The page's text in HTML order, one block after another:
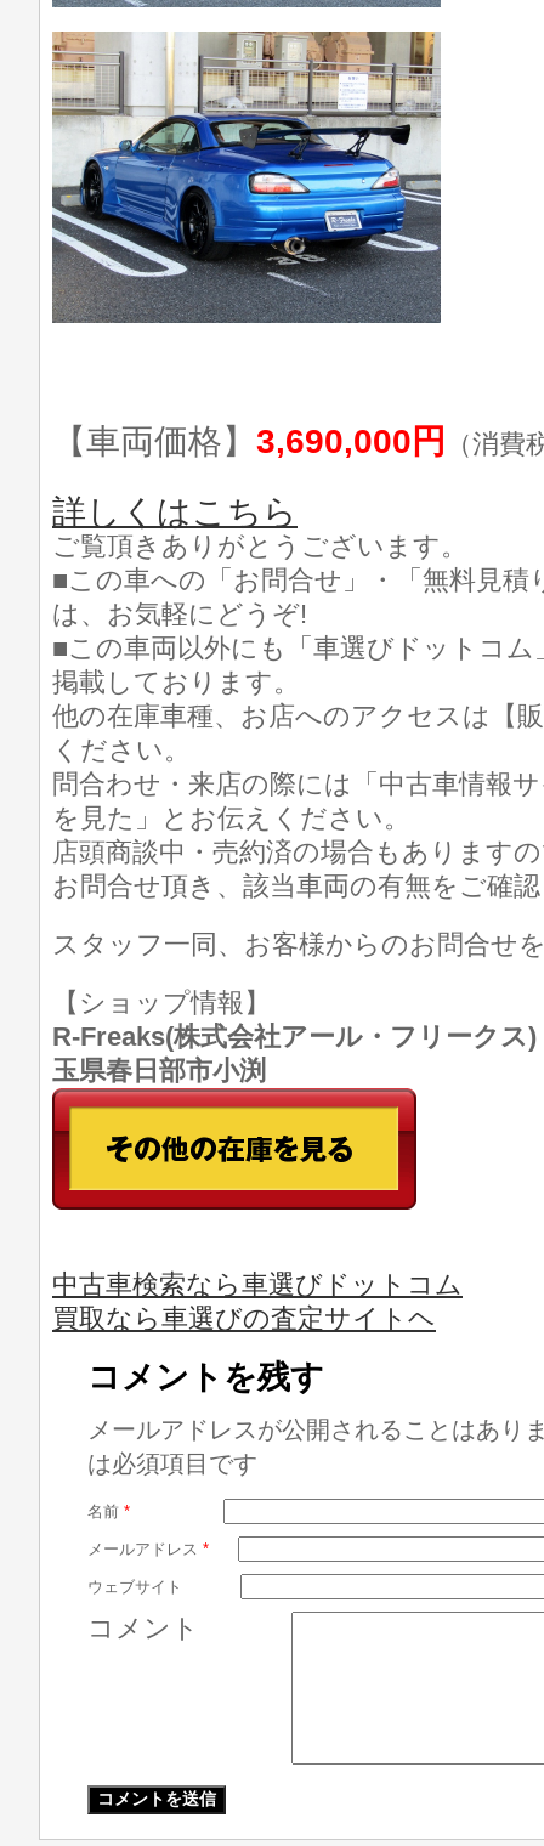
【車両価格】 3,690,000円 （消費
詳しくはこちら
ご覧頂きありがとうございます。
■この車への「お問合せ」・「無料見積
は、お気軽にどうぞ!
■この車両以外にも「車選びドットコ
掲載しております。
他の在庫車種、お店へのアクセスは【
ください。
問合わせ・来店の際には「中古車情報
を見た」とお伝えください。
店頭商談中・売約済の場合もあります
お問合せ頂き、該当車両の有無をご確
スタッフ一同、お客様からのお問合せ
【ショップ情報】
R-Freaks(株式会社アール・フリーク
玉県春日部市小渕
中古車検索なら車選びドットコム
買取なら車選びの査定サイトヘ
コメントを残す
メールアドレスが公開されることはあり
は必須項目です
名前 *
メールアドレス *
ウェブサイト
コメント